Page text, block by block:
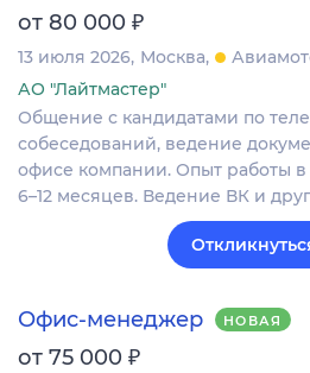
от 80 000 ₽
13 июля 2026 Москва
АО "Лайтмастер"
Общение с кандидатами по
собеседований, ведение
офисе компании. Опыт работы
6–12 месяцев. Ведение ВК и
Офис-менеджер НОВАЯ
от 75 000 ₽